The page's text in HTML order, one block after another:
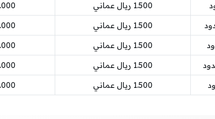
1.500 ريال عماني 2.000 ريال
1.500 ريال عماني 2.000 ريال
1.500 ريال عماني 2.000 ريال
1.500 ريال عماني 2.000 ريال
1.500 ريال عماني 2.000 ريال